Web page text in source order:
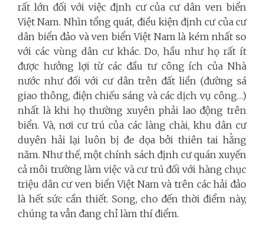
rất lớn đối với việc định cưcủacưdânven biển
Việt Nam. Nhìn tổng quát, điều kiệnđịnh cưcủa cư
dân biển đảo vàven biển Việt Nam là kém nhất so
với các vùng dân cư khác. Do, hầu như họ rất ít
được hưởng lợi từ các đầu tư công ích của Nhà
nước như đối với cưdân trên đất liền (đường sá
giao thông, điện chiếu sáng và các dịch vụ công…)
nhất là khi họ thường xuyên phải lao động trên
biển. Và, nơicưtrú của các làng chài, khu dâncư
duyên hải lại luôn bị đe dọa bởi thiên tai hằng
năm. Như thế, một chính sách định cưquán xuyến
cả môi trường làm việc vàcưtrú đối với hàng chục
triệu dâncư ven biển Việt Nam và trên các hải đảo
là hết sức cần thiết. Song, cho đến thời điểm này,
chúng ta vẫn đang chỉ làm thí điểm.